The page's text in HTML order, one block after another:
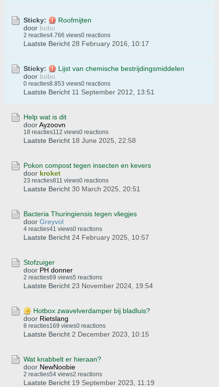
Sticky:
Roofmijten
door bobo
2 reacties4.766 views0 reactions
Laatste Bericht 28 February 2016, 10:17
Sticky:
Lijst van chemische bestrijdingsmiddelen
door bobo
0 reacties8.853 views0 reactions
Laatste Bericht 11 September 2012, 13:51
Help wat is dit
doorAyzoovn
18 reacties112 views0 reactions
Laatste Bericht 18 June 2025, 22:58
Pokon compost tegen insecten en kevers
door kroket
23 reacties811 views0 reactions
Laatste Bericht 30 March 2025, 20:51
Bacteria Thuringiensis tegen vliegjes
door Greyvol
4 reacties41 views0 reactions
Laatste Bericht 24 February 2025, 10:57
Stofzuiger
door PH donner
2 reacties69 views5 reactions
Laatste Bericht 23 November 2024, 19:54
Hotbox zwavelverdamper bij bladluis?
door Rietslang
8 reacties169 views0 reactions
Laatste Bericht 2 December 2023, 10:15
Wat knabbelt er hieraan?
door NewNoobie
2 reacties54 views2 reactions
Laatste Bericht 19 September 2023, 11:19